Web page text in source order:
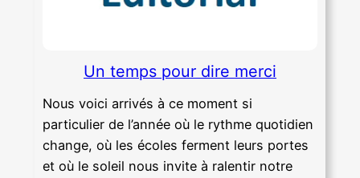
Un temps pour dire merci
Nous voici arrivés à ce moment si
particulier de l’année où le rythme quotidien
change, où les écoles ferment leurs portes
et où le soleil nous invite à ralentir notre